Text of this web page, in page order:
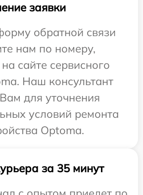
заявки
обратной связи
нам по номеру,
сайте сервисного
Наш консультант
для уточнения
условий ремонта
Optoma.
за 35 минут